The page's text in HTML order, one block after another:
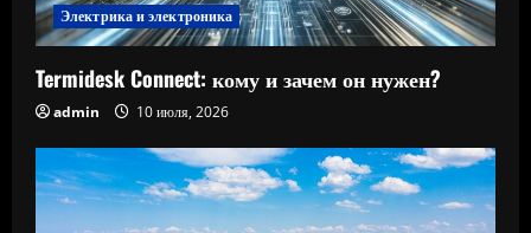
Электрика и электроника
Termidesk Connect: кому и зачем он нужен?
admin 10 июля, 2026